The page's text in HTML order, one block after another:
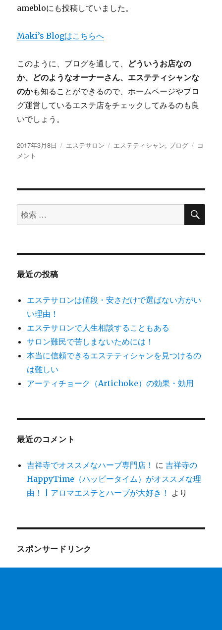
amebloにも投稿していました。
Maki’s Blogはこちらへ
このように、ブログを通して、 どういうお店なの
か、どのようなオーナーさん、エステティシャンな
のかも知ることができるので、ホームページやブロ
グ運営しているエステ店をチェックしてみるのも良
いでしょう。
投
稿
2017年3月8日
カ
ー
エステサロン
タ
エステティシャン, ブログ
【重
テ
ン
ホ
ジ
チ
う！
コ
メント
検
索
象:
検
最近の投稿
エステサロンは値段・安さだけで選ばない方がい
い理由！
エステサロンで人生相談することもある
サロン難民で苦しまないためには！
本当に信頼できるエステティシャンを見つけるの
は難しい
アーティチョーク（Artichoke）の効果・効用
最近のコメント
吉祥寺でオススメなハーブ専門店！ に吉祥寺の
HappyTime（ハッピータイム）がオススメな理
由！ | アロマエステとハーブが大好き！
より
スポンサードリンク